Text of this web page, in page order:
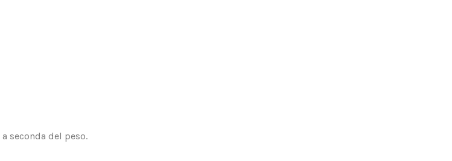
a seconda del peso.